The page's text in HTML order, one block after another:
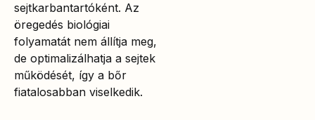
sejtkarbantartóként. Az
öregedés biológiai
folyamatát nem állítja meg,
de optimalizálhatja a sejtek
működését, így a bőr
fiatalosabban viselkedik.